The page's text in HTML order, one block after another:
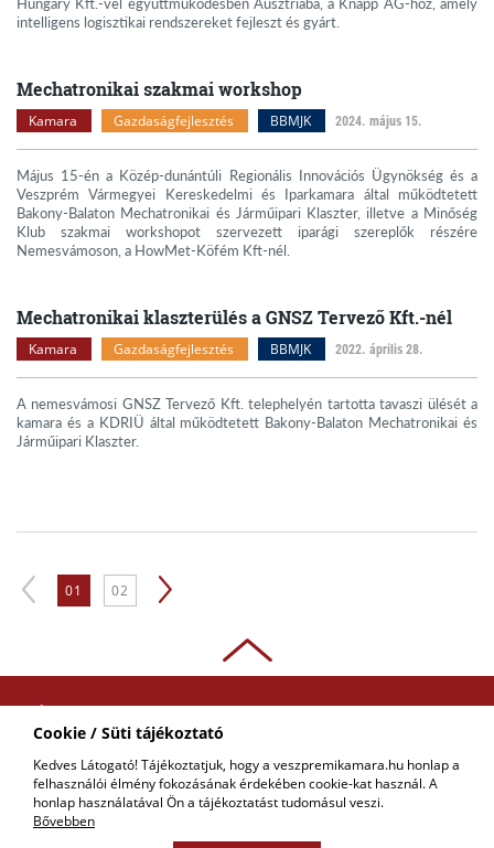
Cookie / Süti tájékoztató
Kedves Látogató! Tájékoztatjuk, hogy a veszpremikamara.hu honlap a
felhasználói élmény fokozásának érdekében cookie-kat használ. A
honlap használatával Ön a tájékoztatást tudomásul veszi.
Bővebben
intelligens logisztikai rendszereket fejleszt és gyárt.
Mechatronikai szakmai workshop
Kamara Gazdaságfejlesztés BBMJK 2024. május 15.
Május 15-én a Közép-dunántúli Regionális Innovációs Ügynökség és a
Veszprém Vármegyei Kereskedelmi és Iparkamara által működtetett
Bakony-Balaton Mechatronikai és Járműipari Klaszter, illetve a Minőség
Klub szakmai workshopot szervezett iparági szereplők részére
Nemesvámoson, a HowMet-Köfém Kft-nél.
Mechatronikai klaszterülés a GNSZ Tervező Kft.-nél
Kamara Gazdaságfejlesztés BBMJK 2022. április 28.
A nemesvámosi GNSZ Tervező Kft. telephelyén tartotta tavaszi ülését a
kamara és a KDRIÜ által működtetett Bakony-Balaton Mechatronikai és
Járműipari Klaszter.
01 02
COPYRIGHT © 2018 - 2026 VKIK. |
ALL RIGHTS RESERVED! DESIGNED &
POWERED BY
KAPCSOLAT